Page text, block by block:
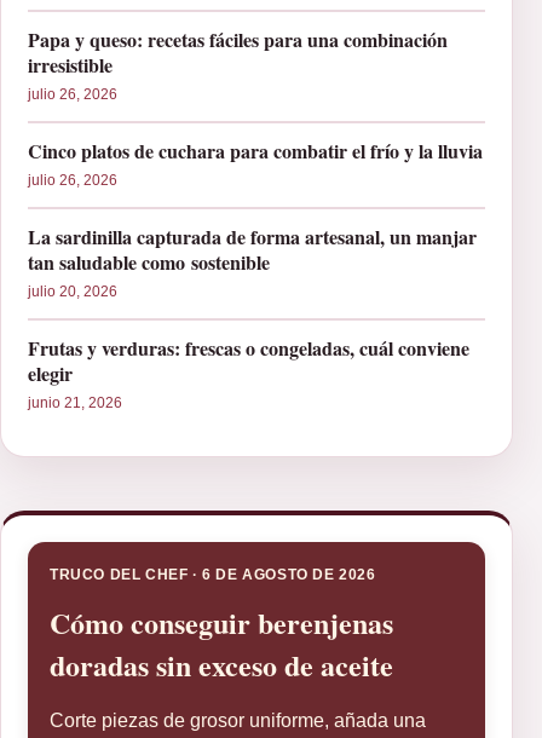
Papa y queso: recetas fáciles para una combinación
irresistible
julio 26, 2026
Cinco platos de cuchara para combatir el frío y la lluvia
julio 26, 2026
La sardinilla capturada de forma artesanal, un manjar
tan saludable como sostenible
julio 20, 2026
Frutas y verduras: frescas o congeladas, cuál conviene
elegir
junio 21, 2026
TRUCO DEL CHEF · 6 DE AGOSTO DE 2026
Cómo conseguir berenjenas
doradas sin exceso de aceite
Corte piezas de grosor uniforme, añada una